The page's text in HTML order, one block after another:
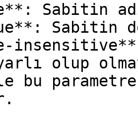
Sabitin
Sabitin
olup
bu